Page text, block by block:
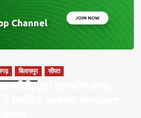
बिलासपुर सीपत